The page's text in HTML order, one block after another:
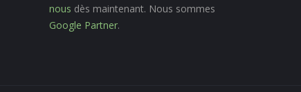
nous dès maintenant. Nous sommes
Google Partner.